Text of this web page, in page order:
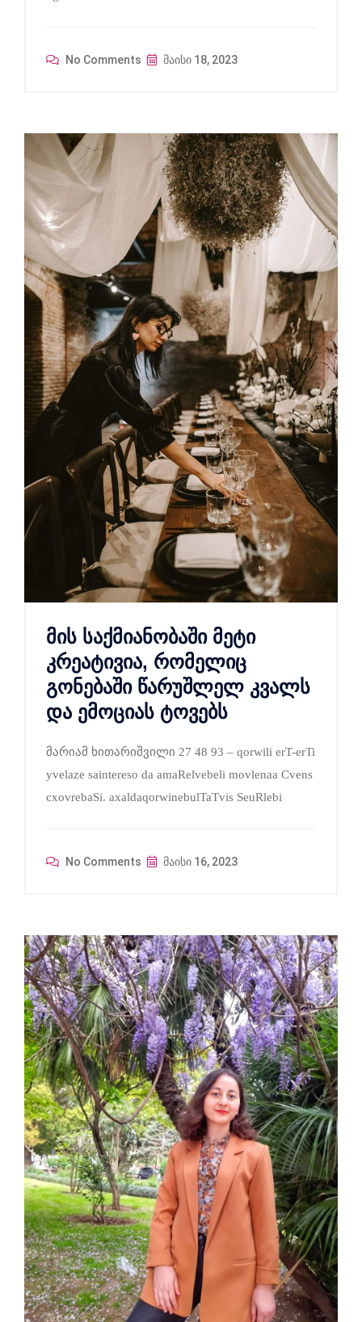
No Comments მაისი 18, 2023
მის საქმიანობაში მეტი
კრეატივია, რომელიც
გონებაში წარუშლელ კვალს
და ემოციას ტოვებს
მარიამ ხითარიშვილი 27 48 93 – qorwili erT-erTi
yvelaze saintereso da amaRelvebeli movlenaa Cvens
cxovrebaSi. axaldaqorwinebulTaTvis SeuRlebi
No Comments მაისი 16, 2023